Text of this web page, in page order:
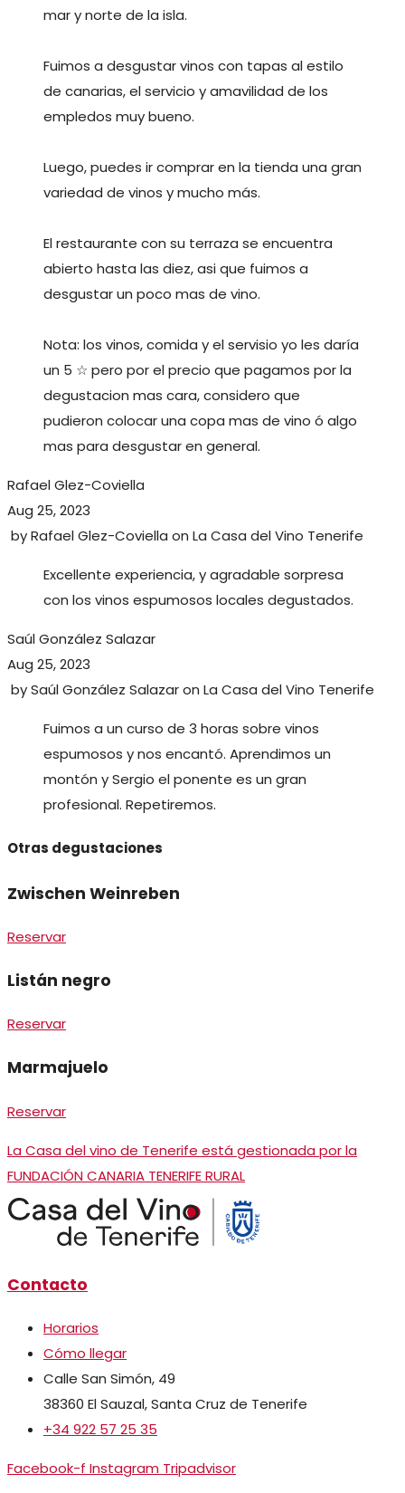
mar y norte de la isla.
Fuimos a desgustar vinos con tapas al estilo
de canarias, el servicio y amavilidad de los
empledos muy bueno.
Luego, puedes ir comprar en la tienda una gran
variedad de vinos y mucho más.
El restaurante con su terraza se encuentra
abierto hasta las diez, asi que fuimos a
desgustar un poco mas de vino.
Nota: los vinos, comida y el servisio yo les daría
un 5 ☆ pero por el precio que pagamos por la
degustacion mas cara, considero que
pudieron colocar una copa mas de vino ó algo
mas para desgustar en general.
Rafael Glez-Coviella
Aug 25, 2023
byRafael Glez-Coviella on La Casa del Vino Tenerife
Excellente experiencia, y agradable sorpresa
con los vinos espumosos locales degustados.
Saúl González Salazar
Aug 25, 2023
bySaúl González Salazaron La Casa del Vino Tenerife
Fuimos a un curso de 3 horas sobre vinos
espumosos y nos encantó. Aprendimos un
montón y Sergio el ponente es un gran
profesional. Repetiremos.
Otras degustaciones
Zwischen Weinreben
Reservar
Listán negro
Reservar
Marmajuelo
Reservar
La Casa del vino de Tenerife está gestionada por la
FUNDACIÓN CANARIA TENERIFE RURAL
Contacto
Horarios
Cómo llegar
Calle San Simón, 49
38360 El Sauzal, Santa Cruz de Tenerife
+34 922 57 25 35
Facebook-f Instagram Tripadvisor